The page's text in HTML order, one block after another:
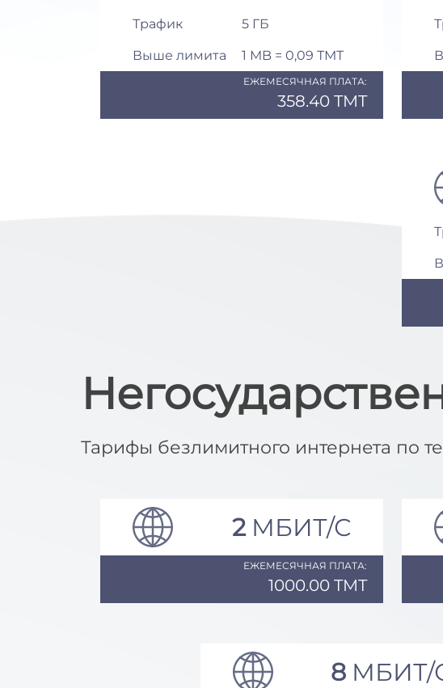
Трафик 5 ГБ
Выше лимита 1 MB = 0,09 ТМТ
ЕЖЕМЕСЯЧНАЯ ПЛАТА:
358.40 TMT
Тарифы безлимитного интернета по
2 МБИТ/С
ЕЖЕМЕСЯЧНАЯ ПЛАТА:
1000.00 TMT
8 МБИТ/